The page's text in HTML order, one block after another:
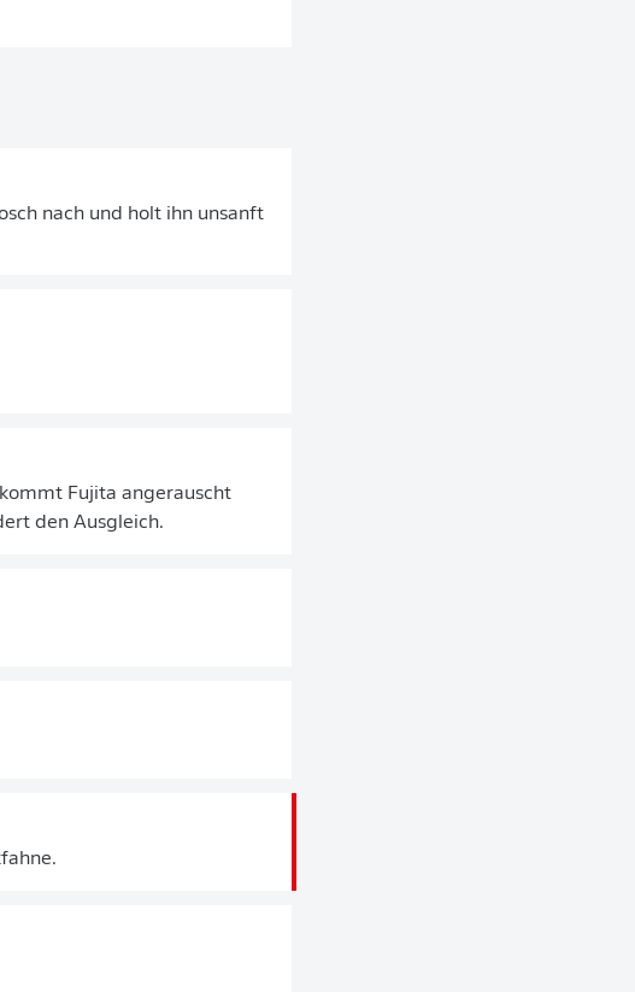
nach und holt ihn unsanft
Fujita angerauscht
den Ausgleich.